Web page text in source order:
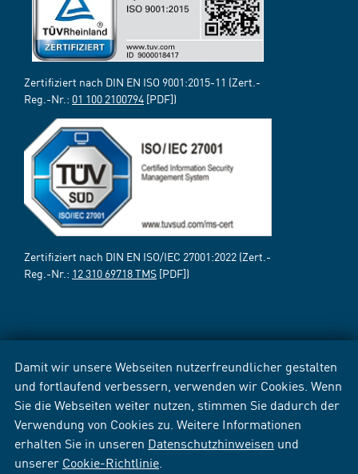
Damit wir unsere Webseiten nutzerfreundlicher gestalten
und fortlaufend verbessern, verwenden wir Cookies. Wenn
Sie die Webseiten weiter nutzen, stimmen Sie dadurch der
Verwendung von Cookies zu. Weitere Informationen
erhalten Sie in unseren Datenschutzhinweisen und
unserer Cookie-Richtlinie
Zertifiziert nach DIN EN ISO 9001:2015-11 (Zert.-
Reg.-Nr.: 01 100 2100794 [PDF])
Zertifiziert nach DIN EN ISO/IEC 27001:2022 (Zert.-
Reg.-Nr.: 12 310 69718 TMS [PDF])